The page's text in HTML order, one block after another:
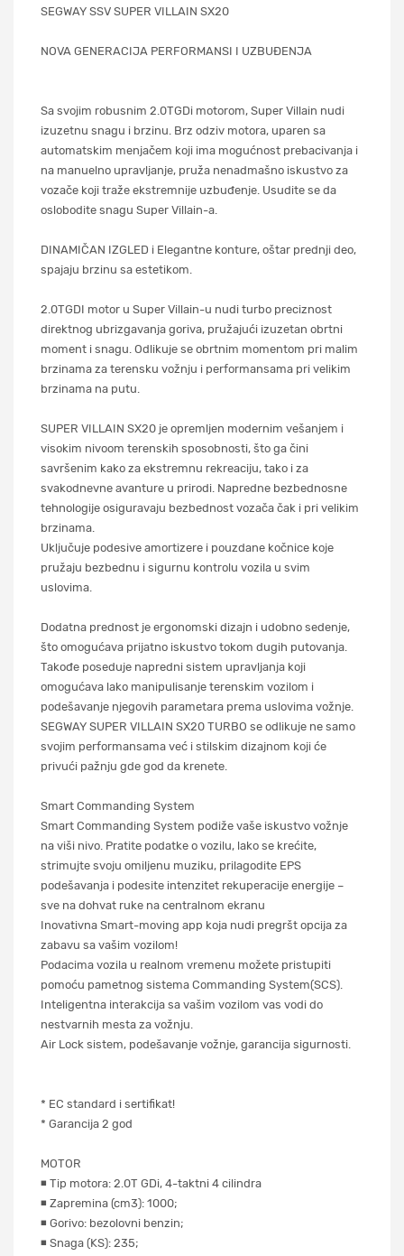
SEGWAY SSV SUPER VILLAIN SX20
NOVA GENERACIJA PERFORMANSI I UZBUĐENJA
Sa svojim robusnim 2.0TGDi motorom, Super Villain nudi
izuzetnu snagu i brzinu. Brz odziv motora, uparen sa
automatskim menjačem koji ima mogućnost prebacivanja i
na manuelno upravljanje, pruža nenadmašno iskustvo za
vozače koji traže ekstremnije uzbuđenje. Usudite se da
oslobodite snagu Super Villain-a.
DINAMIČAN IZGLED i Elegantne konture, oštar prednji deo,
spajaju brzinu sa estetikom.
2.0TGDI motor u Super Villain-u nudi turbo preciznost
direktnog ubrizgavanja goriva, pružajući izuzetan obrtni
moment i snagu. Odlikuje se obrtnim momentom pri malim
brzinama za terensku vožnju i performansama pri velikim
brzinama na putu.
SUPER VILLAIN SX20 je opremljen modernim vešanjem i
visokim nivoom terenskih sposobnosti, što ga čini
savršenim kako za ekstremnu rekreaciju, tako i za
svakodnevne avanture u prirodi. Napredne bezbednosne
tehnologije osiguravaju bezbednost vozača čak i pri velikim
brzinama.
Uključuje podesive amortizere i pouzdane kočnice koje
pružaju bezbednu i sigurnu kontrolu vozila u svim
uslovima.
Dodatna prednost je ergonomski dizajn i udobno sedenje,
što omogućava prijatno iskustvo tokom dugih putovanja.
Takođe poseduje napredni sistem upravljanja koji
omogućava lako manipulisanje terenskim vozilom i
podešavanje njegovih parametara prema uslovima vožnje.
SEGWAY SUPER VILLAIN SX20 TURBO se odlikuje ne samo
svojim performansama već i stilskim dizajnom koji će
privući pažnju gde god da krenete.
Smart Commanding System
Smart Commanding System podiže vaše iskustvo vožnje
na viši nivo. Pratite podatke o vozilu, lako se krećite,
strimujte svoju omiljenu muziku, prilagodite EPS
podešavanja i podesite intenzitet rekuperacije energije –
sve na dohvat ruke na centralnom ekranu
Inovativna Smart-moving app koja nudi pregršt opcija za
zabavu sa vašim vozilom!
Podacima vozila u realnom vremenu možete pristupiti
pomoću pametnog sistema Commanding System(SCS).
Inteligentna interakcija sa vašim vozilom vas vodi do
nestvarnih mesta za vožnju.
Air Lock sistem, podešavanje vožnje, garancija sigurnosti.
* EC standard i sertifikat!
* Garancija 2 god
MOTOR
◾ Tip motora: 2.0T GDi, 4-taktni 4 cilindra
◾ Zapremina (cm3): 1000;
◾ Gorivo: bezolovni benzin;
◾ Snaga (KS): 235;